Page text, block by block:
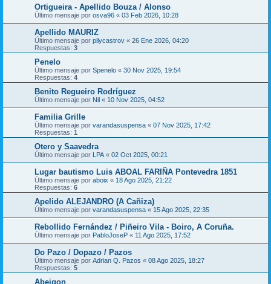
Ortigueira - Apellido Bouza / Alonso
Último mensaje por osva96 « 03 Feb 2026, 10:28
Apellido MAURIZ
Último mensaje por pilycastrov « 26 Ene 2026, 04:20
Respuestas: 3
Penelo
Último mensaje por Spenelo « 30 Nov 2025, 19:54
Respuestas: 4
Benito Regueiro Rodríguez
Último mensaje por Nil « 10 Nov 2025, 04:52
Familia Grille
Último mensaje por varandasuspensa « 07 Nov 2025, 17:42
Respuestas: 1
Otero y Saavedra
Último mensaje por LPA « 02 Oct 2025, 00:21
Lugar bautismo Luis ABOAL FARIÑA Pontevedra 1851
Último mensaje por aboix « 18 Ago 2025, 21:22
Respuestas: 6
Apelido ALEJANDRO (A Cañiza)
Último mensaje por varandasuspensa « 15 Ago 2025, 22:35
Rebollido Fernández / Piñeiro Vila - Boiro, A Coruña.
Último mensaje por PabloJoseP « 11 Ago 2025, 17:52
Do Pazo / Dopazo / Pazos
Último mensaje por Adrian Q. Pazos « 08 Ago 2025, 18:27
Respuestas: 5
Abeigon